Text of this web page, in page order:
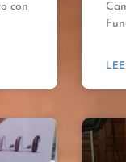
con